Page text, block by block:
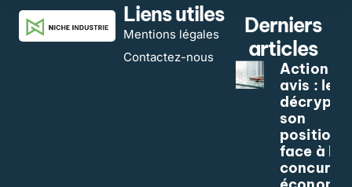
Liens utiles
Mentions légales
Contactez-nous
Derniers
articles
Action
avis : le
son
face à la